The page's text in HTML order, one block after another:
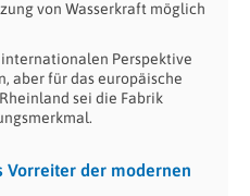
von Wasserkraft möglich
Perspektive
aber für das europäische
sei die Fabrik
Vorreiter der modernen